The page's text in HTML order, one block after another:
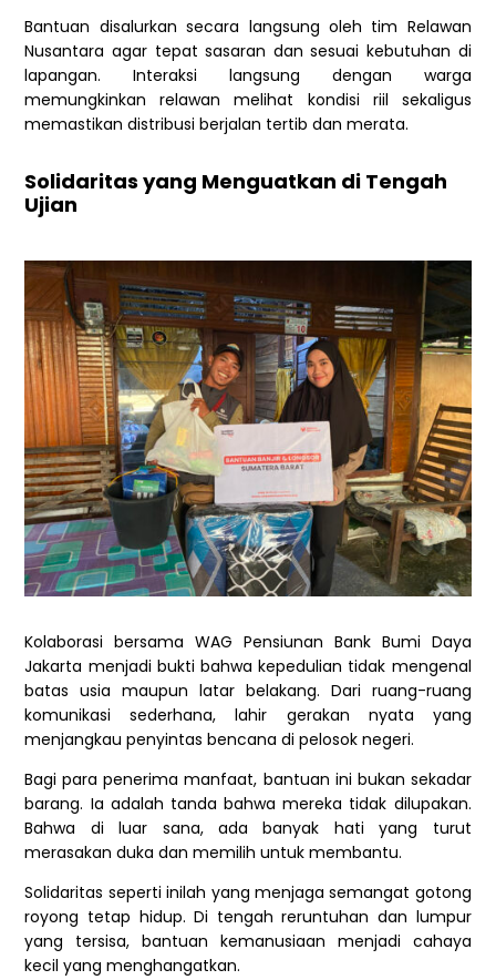
Bantuan disalurkan secara langsung oleh tim Relawan
Nusantara agar tepat sasaran dan sesuai kebutuhan di
lapangan. Interaksi langsung dengan warga
memungkinkan relawan melihat kondisi riil sekaligus
memastikan distribusi berjalan tertib dan merata.
Solidaritas yang Menguatkan di Tengah
Ujian
Kolaborasi bersama WAG Pensiunan Bank Bumi Daya
Jakarta menjadi bukti bahwa kepedulian tidak mengenal
batas usia maupun latar belakang. Dari ruang-ruang
komunikasi sederhana, lahir gerakan nyata yang
menjangkau penyintas bencana di pelosok negeri.
Bagi para penerima manfaat, bantuan ini bukan sekadar
barang. Ia adalah tanda bahwa mereka tidak dilupakan.
Bahwa di luar sana, ada banyak hati yang turut
merasakan duka dan memilih untuk membantu.
Solidaritas seperti inilah yang menjaga semangat gotong
royong tetap hidup. Di tengah reruntuhan dan lumpur
yang tersisa, bantuan kemanusiaan menjadi cahaya
kecil yang menghangatkan.